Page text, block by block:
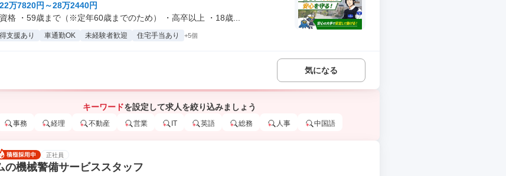
万7820円～28万2440円
格 ・59歳まで（※定年60歳までのため） ・高卒以上 ・18歳...
支援あり 車通勤OK 未経験者歓迎 住宅手当あり +5個
気になる
キーワードを設定して求人を絞り込みましょう
事務 経理 不動産 営業 IT 英語 総務 人事 中国語
正社員
の機械警備サービススタッフ